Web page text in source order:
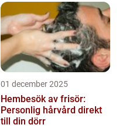
01 december 2025
Hembesök av frisör:
Personlig hårvård direkt
till din dörr